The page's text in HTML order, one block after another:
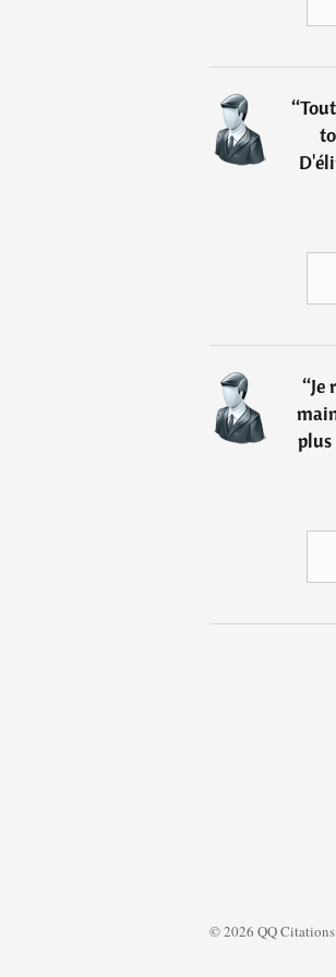
“
“Je
plus
© 2026 QQ Citations